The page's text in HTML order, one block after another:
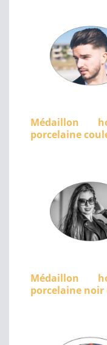
Médaillon
porcelaine
Médaillon
porcelaine noir